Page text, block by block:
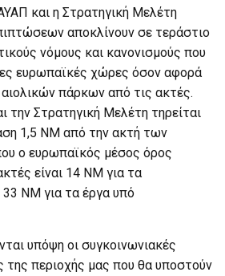
και η Στρατηγική Μελέτη
αποκλίνουν σε τεράστιο
νόμους και κανονισμούς που
ευρωπαϊκές χώρες όσον αφορά
πάρκων από τις ακτές.
την Στρατηγική Μελέτη τηρείται
1,5 ΝΜ από την ακτή των
ο ευρωπαϊκός μέσος όρος
είναι 14 NM για τα
33 ΝΜ για τα έργα υπό
υπόψη οι συγκοινωνιακές
της περιοχής μας που θα υποστούν